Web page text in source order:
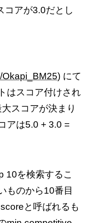
コアが3.0だとし
) にて
はスコア付けされ
スコアが決まり
アは5.0 + 3.0 =
10を検索するこ
ものから10番目
と呼ばれるも